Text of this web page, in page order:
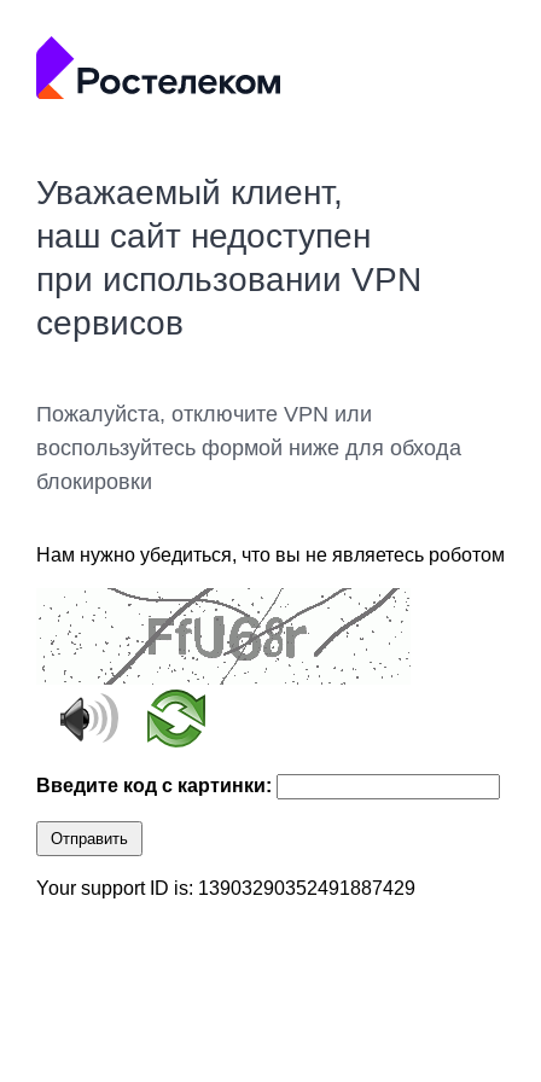
Уважаемый клиент,
наш сайт недоступен
при использовании VPN
сервисов
Пожалуйста, отключите VPN или
воспользуйтесь формой ниже для обхода
блокировки
Нам нужно убедиться, что вы не являетесь роботом
Введите код с картинки:
Отправить
Your support ID is: 13903290352491887429